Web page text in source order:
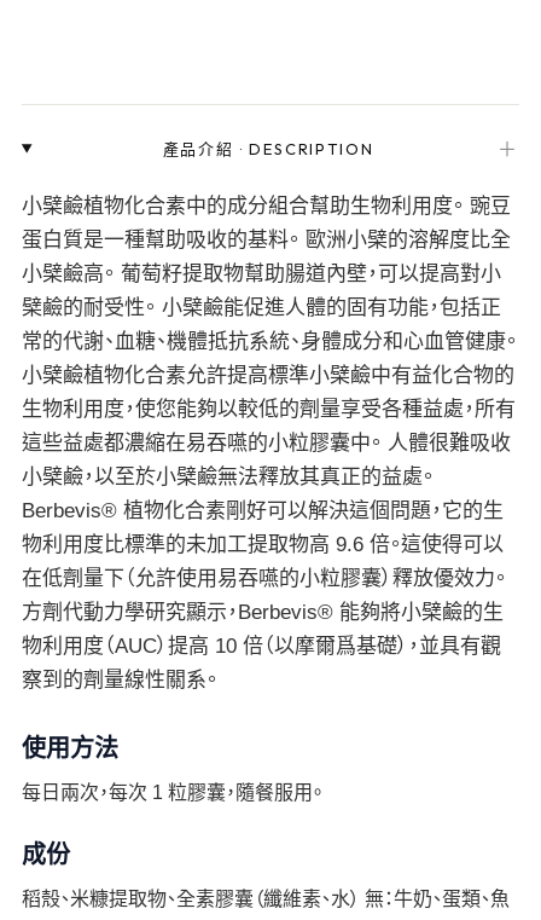
產品介紹 ·DESCRIPTION ＋
小檗鹼植物化合素中的成分組合幫助生物利用度。 豌豆
蛋白質是一種幫助吸收的基料。 歐洲小檗的溶解度比全
小檗鹼高。 葡萄籽提取物幫助腸道內壁，可以提高對小
檗鹼的耐受性。 小檗鹼能促進人體的固有功能，包括正
常的代謝、血糖、機體抵抗系統、身體成分和心血管健康。
小檗鹼植物化合素允許提高標準小檗鹼中有益化合物的
生物利用度，使您能夠以較低的劑量享受各種益處，所有
這些益處都濃縮在易吞嚥的小粒膠囊中。 人體很難吸收
小檗鹼，以至於小檗鹼無法釋放其真正的益處。
Berbevis® 植物化合素剛好可以解決這個問題，它的生
物利用度比標準的未加工提取物高 9.6 倍。這使得可以
在低劑量下（允許使用易吞嚥的小粒膠囊）釋放優效力。
方劑代動力學研究顯示，Berbevis® 能夠將小檗鹼的生
物利用度（AUC）提高 10 倍（以摩爾爲基礎），並具有觀
察到的劑量線性關系。
使用方法
每日兩次，每次 1 粒膠囊，隨餐服用。
成份
稻殼、米糠提取物、全素膠囊（纖維素、水） 無：牛奶、蛋類、魚